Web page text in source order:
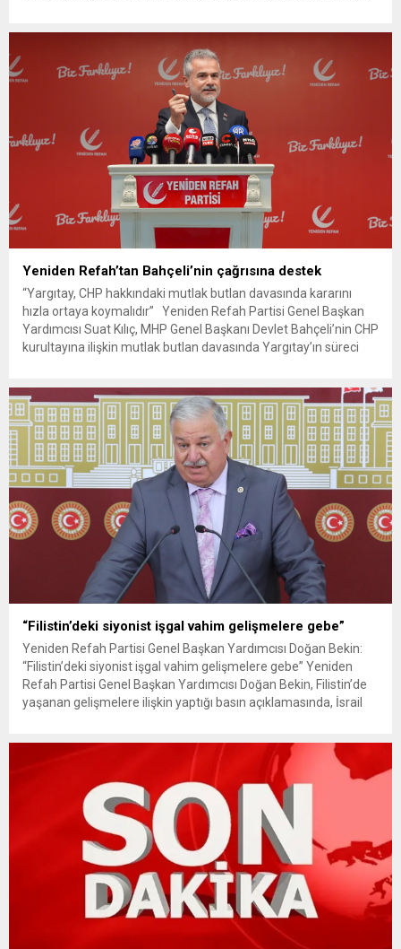
olduğu stratejik üsleri ve ABD 5. Filo Karargâhı’nu füze ve
kamikaze insansız hava...
Yeniden Refah’tan Bahçeli’nin çağrısına destek
“Yargıtay, CHP hakkındaki mutlak butlan davasında kararını
hızla ortaya koymalıdır” Yeniden Refah Partisi Genel Başkan
Yardımcısı Suat Kılıç, MHP Genel Başkanı Devlet Bahçeli’nin CHP
kurultayına ilişkin mutlak butlan davasında Yargıtay’ın süreci
koymalıdır. Son nokta neyse...
“Filistin’deki siyonist işgal vahim gelişmelere gebe”
Yeniden Refah Partisi Genel Başkan Yardımcısı Doğan Bekin:
“Filistin’deki siyonist işgal vahim gelişmelere gebe” Yeniden
Refah Partisi Genel Başkan Yardımcısı Doğan Bekin, Filistin’de
yaşanan gelişmelere ilişkin yaptığı basın açıklamasında, İsrail
belirtti. Gazze’de işgalin genişletildiği iddiası Bekin,